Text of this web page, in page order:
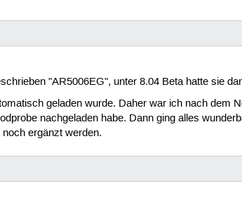
"AR5006EG", unter 8.04 Beta hatte sie
geladen wurde. Daher war ich nach dem
nachgeladen habe. Dann ging alles
ergänzt werden.